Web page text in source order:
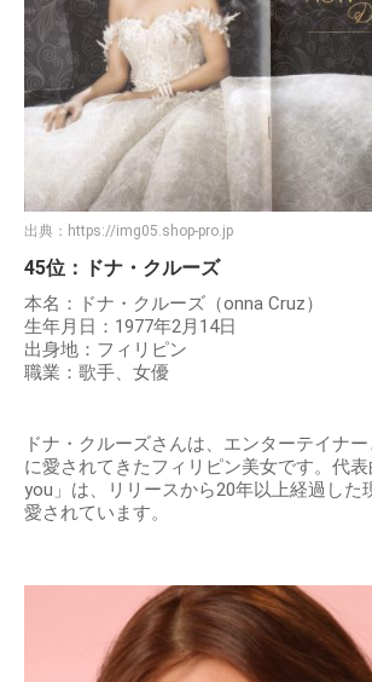
出典： https://img05.shop-pro.jp
45位：ドナ・クルーズ
本名：ドナ・クルーズ（onna Cruz）
生年月日：1977年2月14日
出身地：フィリピン
職業：歌手、女優
ドナ・クルーズさんは、エンターテイナ
に愛されてきたフィリピン美女です。代表
you」は、リリースから20年以上経過した
愛されています。